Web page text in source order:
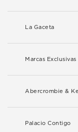
La Gaceta
Marcas Exclusivas
Abercrombie &
Palacio Contigo